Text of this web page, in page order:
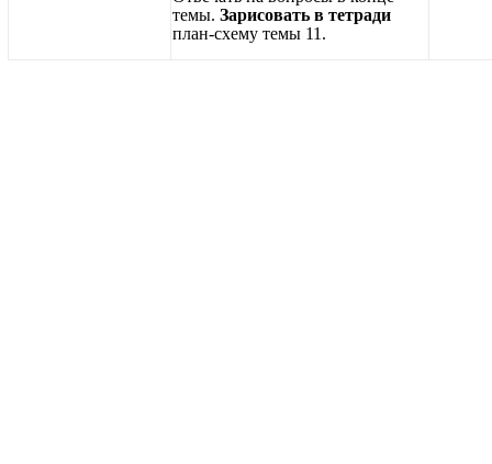
темы. Зарисовать в тетради
план-схему темы 11.